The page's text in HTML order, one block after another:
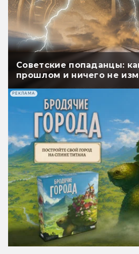
Советские попаданцы:
прошлом и ничего не
РЕКЛАМА